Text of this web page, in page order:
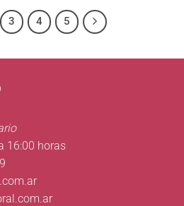
3 4 5
16:00 horas